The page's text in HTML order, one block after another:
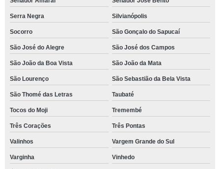
Serra Negra Silvianópolis
Socorro São Gonçalo do Sapucaí
São José do Alegre São José dos Campos
São João da Boa Vista São João da Mata
São Lourenço São Sebastião da Bela Vista
São Thomé das Letras Taubaté
Tocos do Moji Tremembé
Três Corações Três Pontas
Valinhos Vargem Grande do Sul
Varginha Vinhedo